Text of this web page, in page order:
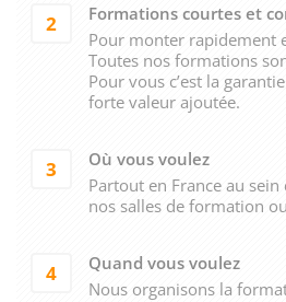
2
Formations courtes et
Pour monter rapidement
Toutes nos formations
Pour vous c’est la
forte valeur ajoutée.
3
Où vous voulez
Partout en France au
nos salles de formation
4
Quand vous voulez
Nous organisons la